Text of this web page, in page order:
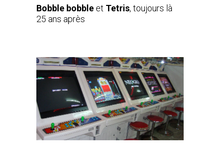
Bobble bobble et Tetris, toujours là
25 ans après